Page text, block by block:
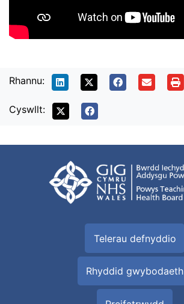
Rhannu:
Cyswllt:
Telerau defnyddio
Rhyddid gwybodaeth